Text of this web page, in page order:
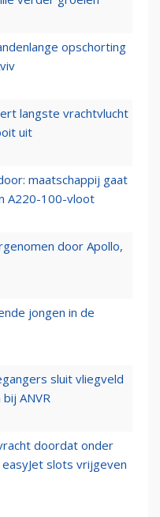
opschorting
langste vrachtvlucht
uit
maatschappij gaat
A220-100-vloot
door Apollo,
jongen in de
sluit vliegveld
ANVR
doordat onder
slots vrijgeven